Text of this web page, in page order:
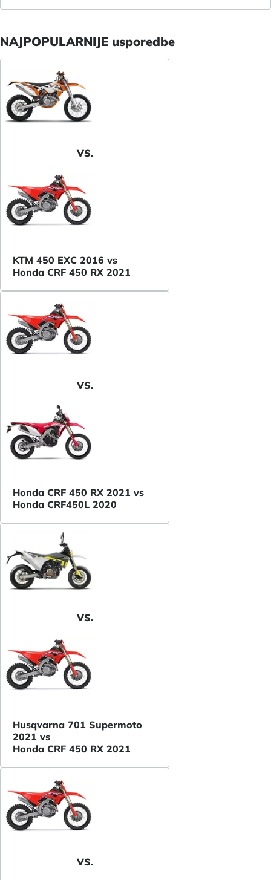
NAJPOPULARNIJE usporedbe
VS.
KTM 450 EXC 2016 vs
Honda CRF 450 RX 2021
VS.
Honda CRF 450 RX 2021 vs
Honda CRF450L 2020
VS.
Husqvarna 701 Supermoto
2021 vs
Honda CRF 450 RX 2021
VS.